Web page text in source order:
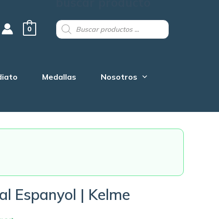
0
Products
search
Medallas Nosotros
Espanyol | Kelme